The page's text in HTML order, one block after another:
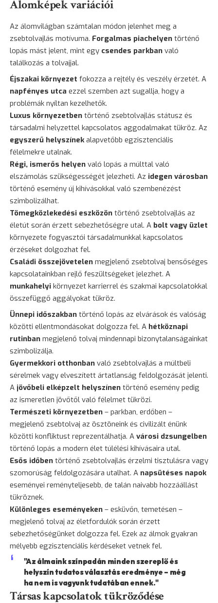
Álomképek variációi
Az álomvilágban számtalan módon jelenhet meg a
zsebtolvajlás motívuma. Forgalmas piachelyen történő
lopás mást jelent, mint egy csendes parkban való
találkozás a tolvajjal.
Éjszakai környezet fokozza a rejtély és veszély érzetét. A
napfényes utca ezzel szemben azt sugallja, hogy a
problémák nyíltan kezelhetők.
Luxus környezetben történő zsebtolvajlás státusz és
társadalmi helyzettel kapcsolatos aggodalmakat tükröz. Az
egyszerű helyszínekalapvetőbb egzisztenciális
félelmekre utalnak.
Régi, ismerős helyen való lopás a múlttal való
elszámolás szükségességét jelezheti. Az idegen városban
történő esemény új kihívásokkal való szembenézést
szimbolizálhat.
Tömegközlekedési eszközön történő zsebtolvajlás az
életút során érzett sebezhetőségre utal. A bolt vagy üzlet
környezete fogyasztói társadalmunkkal kapcsolatos
érzéseket dolgozhat fel.
Családi összejövetelen megjelenő zsebtolvaj bensőséges
kapcsolatainkban rejlő feszültségeket jelezhet. A
munkahelyi környezet karrierrel és szakmai kapcsolatokkal
összefüggő aggályokat tükröz.
Ünnepi időszakban történő lopás az elvárások és valóság
közötti ellentmondásokat dolgozza fel. A hétköznapi
rutinban megjelenő tolvaj mindennapi bizonytalanságainkat
szimbolizálja.
Gyermekkori otthonban való zsebtolvajlás a múltbeli
sérelmek vagy elveszített ártatlanság feldolgozását jelenti.
A jövőbeli elképzelt helyszínen történő esemény pedig
az ismeretlen jövőtől való félelmet tükrözi.
Természeti környezetben – parkban, erdőben –
megjelenő zsebtolvaj az ösztöneink és civilizált énünk
közötti konfliktust reprezentálhatja. A városi dzsungelben
történő lopás a modern élet túlélési kihívásaira utal.
Esős időben történő zsebtolvajlás érzelmi tisztulásra vagy
szomorúság feldolgozására utalhat. A napsütéses napok
eseményei reményteljesebb, de talán naivabb hozzáállást
tükröznek.
Különleges eseményeken – esküvőn, temetésen –
megjelenő tolvaj az életfordulók során érzett
sebezhetőségünket dolgozza fel. Ezek az álmok gyakran
mélyebb egzisztenciális kérdéseket vetnek fel.
"Az álmaink színpadán minden szereplő és
helyszín tudatos választás eredménye – még
ha nem is vagyunk tudatában ennek."
Társas kapcsolatok tükröződése